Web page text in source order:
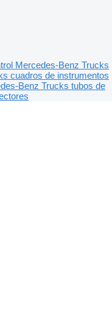
Mercedes-Benz Trucks
cuadros de instrumentos
Benz Trucks tubos de